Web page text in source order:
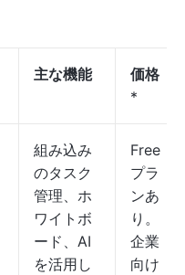
主な機能
価格
*
組み込み
のタスク
管理、ホ
ワイトボ
ード、AI
を活用し
Free
プラ
ンあ
り。
企業
向け